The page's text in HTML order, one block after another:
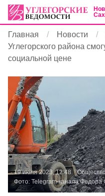
Главная Новости
Углегорского района
социальной цене
19 июля 2023, 12:48
Фото: Telegram-канала Федора